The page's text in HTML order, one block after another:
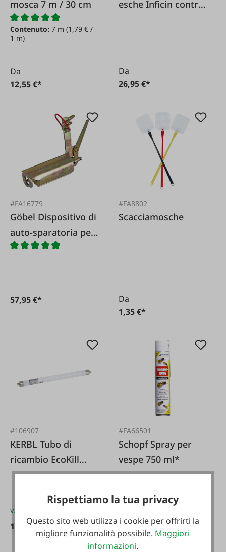
mosca 7 m / 30 cm
Contenuto: 7 m (1,79 € /
1 m)
Da
12,55 €*
esche Inficin contro
Da
26,95 €*
#FA16779
Göbel Dispositivo di
auto-sparatoria per
topi
57,95 €*
#FA8802
Scacciamosche
Da
1,35 €*
#106907
KERBL Tubo di
ricambio EcoKill
Inox
Varianti da
14,95 €*
#FA66501
Schopf Spray per
vespe 750 ml*
Da
18,00 €*
Rispettiamo la tua privacy
Questo sito web utilizza i cookie per offrirti la
migliore funzionalità possibile. Maggiori
informazioni.